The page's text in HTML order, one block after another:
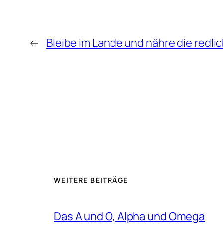
← Bleibe im Lande und nähre die
WEITERE BEITRÄGE
Das A und O, Alpha und Omega